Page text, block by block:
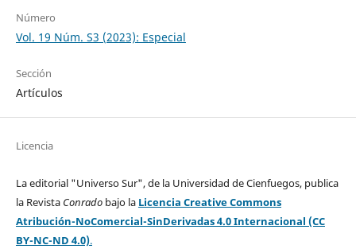
Número
Vol. 19 Núm. S3 (2023): Especial
Sección
Artículos
Licencia
La editorial "Universo Sur", de la Universidad de Cienfuegos, publica
la Revista Conradobajo la Licencia Creative Commons
Atribución-NoComercial-SinDerivadas 4.0 Internacional (CC
BY-NC-ND 4.0).